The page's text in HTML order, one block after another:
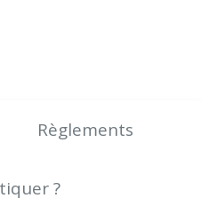
Règlements
?